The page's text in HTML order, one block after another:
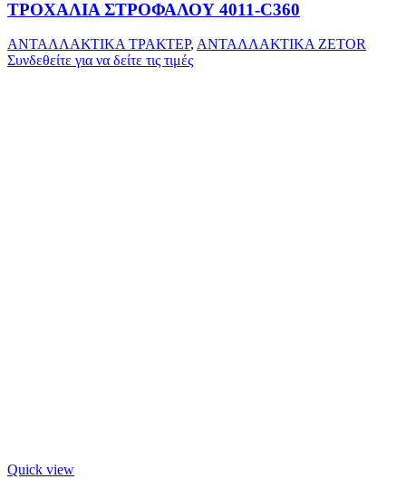
ΤΡΟΧΑΛΙΑ ΣΤΡΟΦΑΛΟΥ 4011-C360
ΑΝΤΑΛΛΑΚΤΙΚΑ ΤΡΑΚΤΕΡ, ΑΝΤΑΛΛΑΚΤΙΚΑ ZETOR
Συνδεθείτε για να δείτε τις τιμές
Quick view